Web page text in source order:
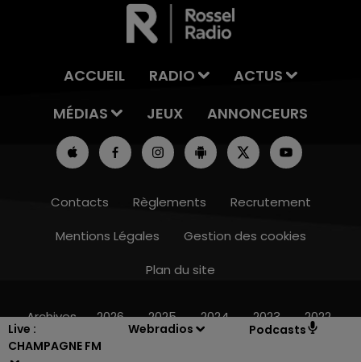
Live :
CHAMPAGNE FM
Webradios Podcasts
16h00 - 20h00
ACCUEIL RADIO
ACTUS
MÉDIAS
JEUX ANNONCEURS
Contacts Règlements
Recrutement
Mentions Légales
Gestion des cookies
Plan du site
Archives 2026 2025 2024 2023 2022